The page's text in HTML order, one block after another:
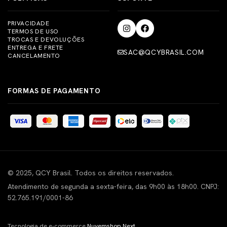
PRIVACIDADE
TERMOS DE USO
TROCAS E DEVOLUÇÕES
ENTREGA E FRETE
CANCELAMENTO
SAC@QCYBRASIL.COM
FORMAS DE PAGAMENTO
© 2025, QCY Brasil. Todos os direitos reservados.
Atendimento de segunda a sexta-feira, das 9h00 às 18h00. CNPJ:
52.765.191/0001-86